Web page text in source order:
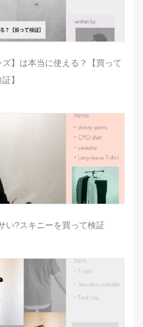
】は本当に使える？【買って
】
い?スキニーを買って検証